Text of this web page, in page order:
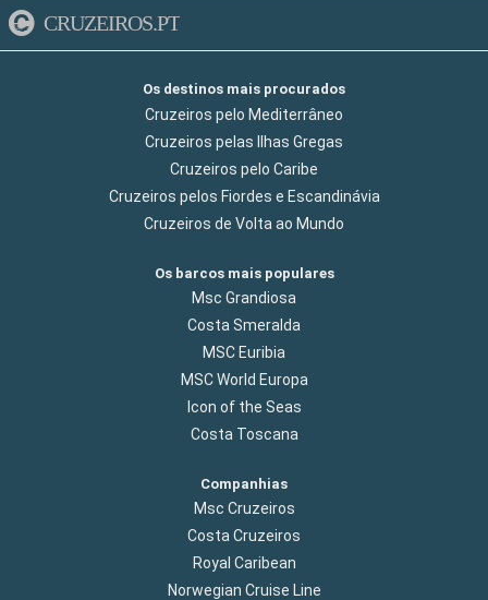
CRUZEIROS.PT
Os destinos mais procurados
Cruzeiros pelo Mediterrâneo
Cruzeiros pelas Ilhas Gregas
Cruzeiros pelo Caribe
Cruzeiros pelos Fiordes e Escandinávia
Cruzeiros de Volta ao Mundo
Os barcos mais populares
Msc Grandiosa
Costa Smeralda
MSC Euribia
MSC World Europa
Icon of the Seas
Costa Toscana
Companhias
Msc Cruzeiros
Costa Cruzeiros
Royal Caribean
Norwegian Cruise Line